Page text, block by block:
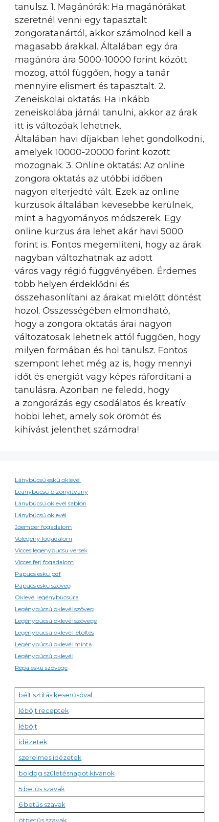
tanulsz. 1. Magánórák: Ha magánórákat
szeretnél venni egy tapasztalt
zongoratanártól, akkor számolnod kell a
magasabb árakkal. Általában egy óra
magánóra ára 5000-10000 forint között
mozog, attól függően, hogy a tanár
mennyire elismert és tapasztalt. 2.
Zeneiskolai oktatás: Ha inkább
zeneiskolába járnál tanulni, akkor az árak
itt is változóak lehetnek.
Általában havi díjakban lehet gondolkodni,
amelyek 10000-20000 forint között
mozognak. 3. Online oktatás: Az online
zongora oktatás az utóbbi időben
nagyon elterjedté vált. Ezek az online
kurzusok általában kevesebbe kerülnek,
mint a hagyományos módszerek. Egy
online kurzus ára lehet akár havi 5000
forint is. Fontos megemlíteni, hogy az árak
nagyban változhatnak az adott
város vagy régió függvényében. Érdemes
több helyen érdeklődni és
összehasonlítani az árakat mielőtt döntést
hozol. Összességében elmondható,
hogy a zongora oktatás árai nagyon
változatosak lehetnek attól függően, hogy
milyen formában és hol tanulsz. Fontos
szempont lehet még az is, hogy mennyi
időt és energiát vagy képes ráfordítani a
tanulásra. Azonban ne feledd, hogy
a zongorázás egy csodálatos és kreatív
hobbi lehet, amely sok örömöt és
kihívást jelenthet számodra!
Lánybúcsú eskü oklevél
Leánybúcsú bizonyítvány
Lánybúcsú oklevél sablon
Lánybúcsú oklevél
Jóember fogadalom
Volegeny fogadalom
Vicces legenybucsu versek
Vicces ferj fogadalom
Papucs esku pdf
Papucs esku szoveg
Oklevél legénybúcsúra
Legénybúcsú oklevél szöveg
Legénybúcsú oklevél szövege
Legénybúcsú oklevél letöltés
Legénybúcsú oklevél minta
Legénybúcsú oklevél
Répa eskü szövege
béltisztítás keserűsóval
léböjt receptek
léböjt
idézetek
szerelmes idézetek
boldog születésnapot kívánok
5 betűs szavak
6 betűs szavak
ötbetűs szavak